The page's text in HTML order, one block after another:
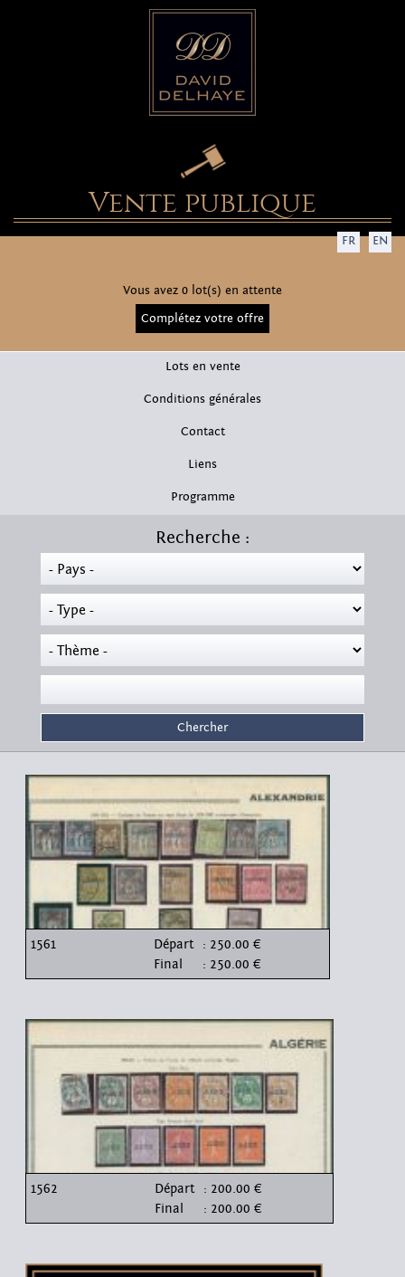
Vente publique
FR EN
Vous avez 0 lot(s) en attente
Complétez votre offre
Lots en vente
Conditions générales
Contact
Liens
Programme
Recherche :
1561 Départ : 250.00 €
Final
: 250.00 €
1562 Départ : 200.00 €
Final
: 200.00 €